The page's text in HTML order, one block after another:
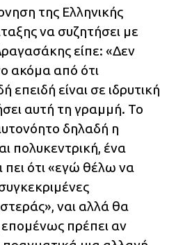
της Ελληνικής
να συζητήσει με
είπε: «Δεν
ακόμα από ότι
είναι σε ιδρυτική
αυτή τη γραμμή. Το
δηλαδή η
πολυκεντρική, ένα
πει ότι «εγώ θέλω να
ναι αλλά θα
πρέπει αν